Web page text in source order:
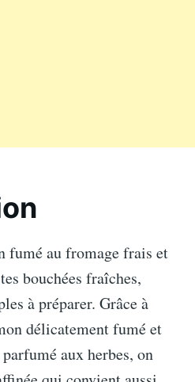
fumé au fromage frais et
bouchées fraîches,
à préparer. Grâce à
délicatement fumé et
aux herbes, on